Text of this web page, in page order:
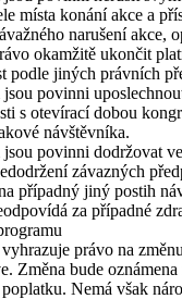
místa konání akce a
narušení akce,
okamžitě ukončit
podle jiných právních
povinni
s otevírací dobou
návštěvníka.
povinni dodržovat
závazných
případný jiný postih
za případné
právo na
Změna bude
Nemá však